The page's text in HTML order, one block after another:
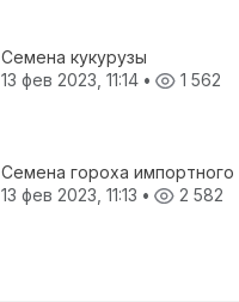
Семена кукурузы
13 фев 2023, 11:14 • 1 562
Семена гороха импортного
13 фев 2023, 11:13 • 2 582